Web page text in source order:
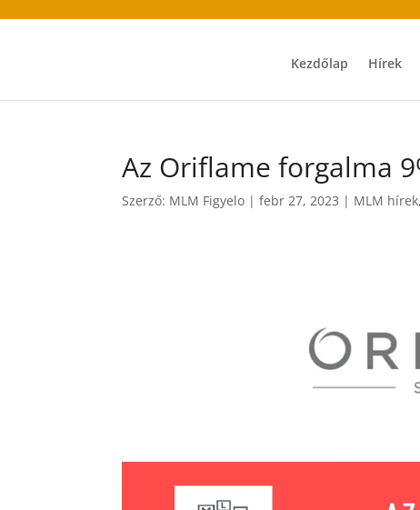
Kezdőlap Hírek
Az Oriflame forgalma
Szerző: MLM Figyelo |febr 27, 2023 | MLM hírek,